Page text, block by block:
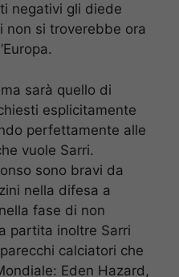
negativi gli diede
non si troverebbe ora
sarà quello di
esplicitamente
perfettamente alle
vuole Sarri.
sono bravi da
nella difesa a
fase di non
partita inoltre Sarri
calciatori che
Eden Hazard,